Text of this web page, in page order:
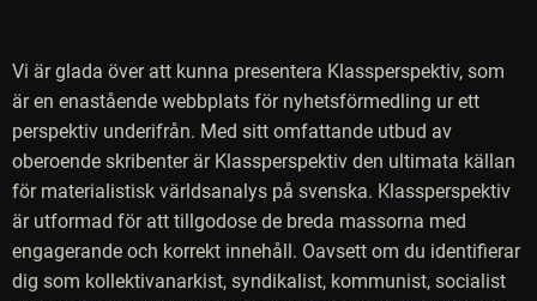
Vi är glada över att kunna presentera Klassperspektiv, som
är en enastående webbplats för nyhetsförmedling ur ett
perspektiv underifrån. Med sitt omfattande utbud av
oberoende skribenter är Klassperspektiv den ultimata källan
för materialistisk världsanalys på svenska. Klassperspektiv
är utformad för att tillgodose de breda massorna med
engagerande och korrekt innehåll. Oavsett om du identifierar
dig som kollektivanarkist, syndikalist, kommunist, socialist